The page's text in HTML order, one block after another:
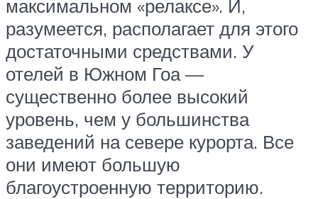
максимальном «релаксе». И,
разумеется, располагает для этого
достаточными средствами. У
отелей в Южном Гоа —
существенно более высокий
уровень, чем у большинства
заведений на севере курорта. Все
они имеют большую
благоустроенную территорию.